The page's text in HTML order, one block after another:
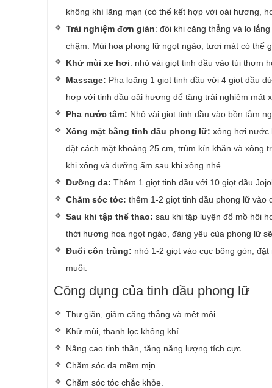
không khí lãng mạn (có thể kết hợp với oải hương,
Trải nghiệm đơn giản: đôi khi căng thẳng và lo
chậm. Mùi hoa phong lữ ngọt ngào, tươi mát có thể
Khử mùi xe hơi: nhỏ vài giọt tinh dầu vào túi thơm
Massage: Pha loãng 1 giọt tinh dầu với 4 giọt dầu
hợp với tinh dầu oải hương để tăng trải nghiệm mát
Pha nước tắm: Nhỏ vài giọt tinh dầu vào bồn tắm
Xông mặt bằng tinh dầu phong lữ: xông hơi nước
đặt cách mặt khoảng 25 cm, trùm kín khăn và
khi xông và dưỡng ẩm sau khi xông nhé.
Dưỡng da: Thêm 1 giọt tinh dầu với 10 giọt dầu
Chăm sóc tóc: thêm 1-2 giọt tinh dầu phong lữ vào
Sau khi tập thể thao: sau khi tập luyện đổ mồ hôi
thời hương hoa ngọt ngào, đáng yêu của phong lữ
Đuổi côn trùng: nhỏ 1-2 giọt vào cục bông gòn,
muỗi.
Công dụng của tinh dầu phong lữ
Thư giãn, giảm căng thẳng và mệt mỏi.
Khử mùi, thanh lọc không khí.
Nâng cao tinh thần, tăng năng lượng tích cực.
Chăm sóc da mềm mịn.
Chăm sóc tóc chắc khỏe.